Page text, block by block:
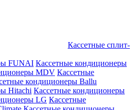
Кассетные сплит-
FUNAI Кассетные кондиционеры
MDV Кассетные
кондиционеры Ballu
Hitachi Кассетные кондиционеры
LG Кассетные